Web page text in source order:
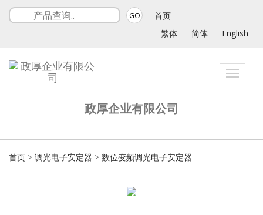
GO
首页
繁体
简体 English
Toggle
政厚企业有限公司
首页 > 调光电子安定器 > 数位变频调光电子安定器